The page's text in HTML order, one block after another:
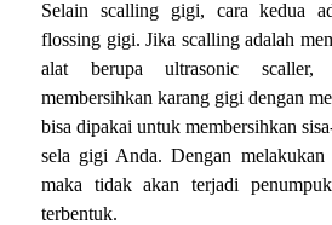
Selain scalling gigi, cara kedua
flossing gigi. Jika scalling adalah
alat berupa ultrasonic scaller,
membersihkan karang gigi dengan
bisa dipakai untuk membersihkan
sela gigi Anda. Dengan
maka tidak akan terjadi
terbentuk.